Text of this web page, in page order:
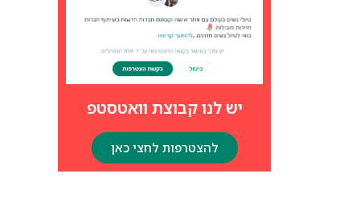
יש לנו קבוצת וואטסטפ
להצטרפות לחצי כאן